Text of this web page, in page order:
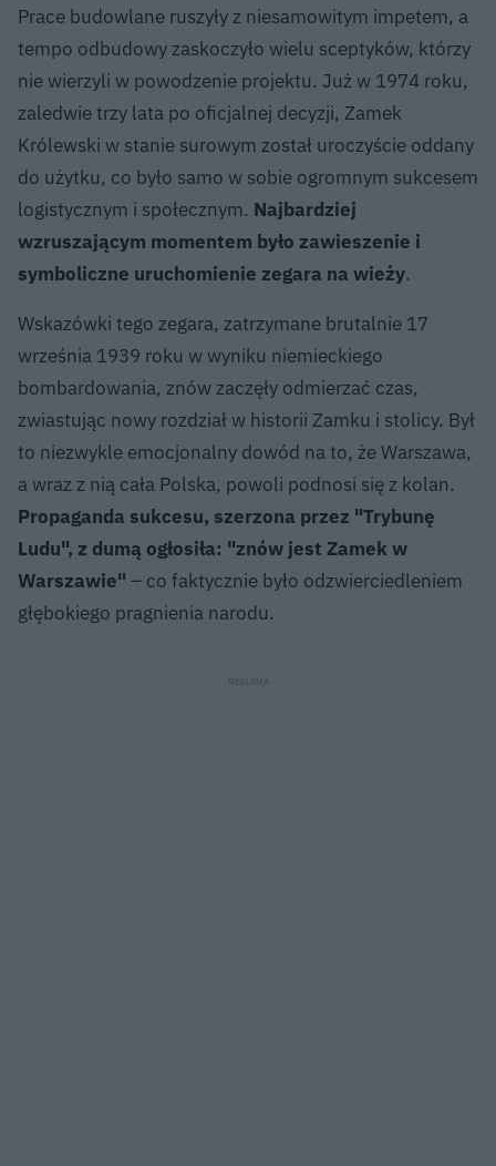
Prace budowlane ruszyły z niesamowitym impetem, a
tempo odbudowy zaskoczyło wielu sceptyków, którzy
nie wierzyli w powodzenie projektu. Już w 1974 roku,
zaledwie trzy lata po oficjalnej decyzji, Zamek
Królewski w stanie surowym został uroczyście oddany
do użytku, co było samo w sobie ogromnym sukcesem
logistycznym i społecznym. Najbardziej
wzruszającym momentem było zawieszenie i
symboliczne uruchomienie zegara na wieży.
Wskazówki tego zegara, zatrzymane brutalnie 17
września 1939 roku w wyniku niemieckiego
bombardowania, znów zaczęły odmierzać czas,
zwiastując nowy rozdział w historii Zamku i stolicy. Był
to niezwykle emocjonalny dowód na to, że Warszawa,
a wraz z nią cała Polska, powoli podnosi się z kolan.
Propaganda sukcesu, szerzona przez "Trybunę
Ludu", z dumą ogłosiła: "znów jest Zamek w
Warszawie" – co faktycznie było odzwierciedleniem
głębokiego pragnienia narodu.